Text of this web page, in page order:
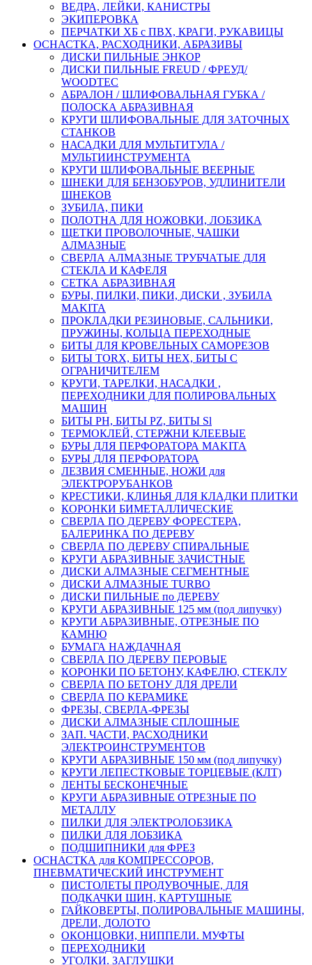
ВЕДРА, ЛЕЙКИ, КАНИСТРЫ
ЭКИПЕРОВКА
ПЕРЧАТКИ ХБ с ПВХ, КРАГИ, РУКАВИЦЫ
ОСНАСТКА, РАСХОДНИКИ, АБРАЗИВЫ
ДИСКИ ПИЛЬНЫЕ ЭНКОР
ДИСКИ ПИЛЬНЫЕ FREUD / ФРЕУД/
WOODTEC
АБРАЛОН / ШЛИФОВАЛЬНАЯ ГУБКА /
ПОЛОСКА АБРАЗИВНАЯ
КРУГИ ШЛИФОВАЛЬНЫЕ ДЛЯ ЗАТОЧНЫХ
СТАНКОВ
НАСАДКИ ДЛЯ МУЛЬТИТУЛА /
МУЛЬТИИНСТРУМЕНТА
КРУГИ ШЛИФОВАЛЬНЫЕ ВЕЕРНЫЕ
ШНЕКИ ДЛЯ БЕНЗОБУРОВ, УДЛИНИТЕЛИ
ШНЕКОВ
ЗУБИЛА, ПИКИ
ПОЛОТНА ДЛЯ НОЖОВКИ, ЛОБЗИКА
ЩЕТКИ ПРОВОЛОЧНЫЕ, ЧАШКИ
АЛМАЗНЫЕ
СВЕРЛА АЛМАЗНЫЕ ТРУБЧАТЫЕ ДЛЯ
СТЕКЛА И КАФЕЛЯ
СЕТКА АБРАЗИВНАЯ
БУРЫ, ПИЛКИ, ПИКИ, ДИСКИ , ЗУБИЛА
MAKITA
ПРОКЛАДКИ РЕЗИНОВЫЕ, САЛЬНИКИ,
ПРУЖИНЫ, КОЛЬЦА ПЕРЕХОДНЫЕ
БИТЫ ДЛЯ КРОВЕЛЬНЫХ САМОРЕЗОВ
БИТЫ TORX, БИТЫ НЕХ, БИТЫ С
ОГРАНИЧИТЕЛЕМ
КРУГИ, ТАРЕЛКИ, НАСАДКИ ,
ПЕРЕХОДНИКИ ДЛЯ ПОЛИРОВАЛЬНЫХ
МАШИН
БИТЫ PH, БИТЫ PZ, БИТЫ Sl
ТЕРМОКЛЕЙ, СТЕРЖНИ КЛЕЕВЫЕ
БУРЫ ДЛЯ ПЕРФОРАТОРА MAKITA
БУРЫ ДЛЯ ПЕРФОРАТОРА
ЛЕЗВИЯ СМЕННЫЕ, НОЖИ для
ЭЛЕКТРОРУБАНКОВ
КРЕСТИКИ, КЛИНЬЯ ДЛЯ КЛАДКИ ПЛИТКИ
КОРОНКИ БИМЕТАЛЛИЧЕСКИЕ
СВЕРЛА ПО ДЕРЕВУ ФОРЕСТЕРА,
БАЛЕРИНКА ПО ДЕРЕВУ
СВЕРЛА ПО ДЕРЕВУ СПИРАЛЬНЫЕ
КРУГИ АБРАЗИВНЫЕ ЗАЧИСТНЫЕ
ДИСКИ АЛМАЗНЫЕ СЕГМЕНТНЫЕ
ДИСКИ АЛМАЗНЫЕ TURBO
ДИСКИ ПИЛЬНЫЕ по ДЕРЕВУ
КРУГИ АБРАЗИВНЫЕ 125 мм (под липучку)
КРУГИ АБРАЗИВНЫЕ, ОТРЕЗНЫЕ ПО
КАМНЮ
БУМАГА НАЖДАЧНАЯ
СВЕРЛА ПО ДЕРЕВУ ПЕРОВЫЕ
КОРОНКИ ПО БЕТОНУ, КАФЕЛЮ, СТЕКЛУ
СВЕРЛА ПО БЕТОНУ ДЛЯ ДРЕЛИ
СВЕРЛА ПО КЕРАМИКЕ
ФРЕЗЫ, СВЕРЛА-ФРЕЗЫ
ДИСКИ АЛМАЗНЫЕ СПЛОШНЫЕ
ЗАП. ЧАСТИ, РАСХОДНИКИ
ЭЛЕКТРОИНСТРУМЕНТОВ
КРУГИ АБРАЗИВНЫЕ 150 мм (под липучку)
КРУГИ ЛЕПЕСТКОВЫЕ ТОРЦЕВЫЕ (КЛТ)
ЛЕНТЫ БЕСКОНЕЧНЫЕ
КРУГИ АБРАЗИВНЫЕ ОТРЕЗНЫЕ ПО
МЕТАЛЛУ
ПИЛКИ ДЛЯ ЭЛЕКТРОЛОБЗИКА
ПИЛКИ ДЛЯ ЛОБЗИКА
ПОДШИПНИКИ для ФРЕЗ
ОСНАСТКА для КОМПРЕССОРОВ,
ПНЕВМАТИЧЕСКИЙ ИНСТРУМЕНТ
ПИСТОЛЕТЫ ПРОДУВОЧНЫЕ, ДЛЯ
ПОДКАЧКИ ШИН, КАРТУШНЫЕ
ГАЙКОВЕРТЫ, ПОЛИРОВАЛЬНЫЕ МАШИНЫ,
ДРЕЛИ, ДОЛОТО
ОКОНЦОВКИ, НИППЕЛИ. МУФТЫ
ПЕРЕХОДНИКИ
УГОЛКИ. ЗАГЛУШКИ